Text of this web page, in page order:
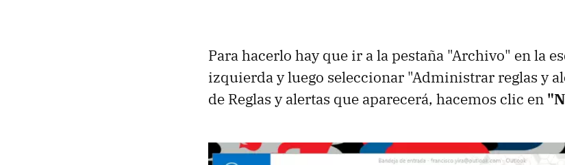
Para hacerlo hay que ir a la pestaña "Archivo" en la
izquierda y luego seleccionar "Administrar reglas y
de Reglas y alertas que aparecerá, hacemos clic en